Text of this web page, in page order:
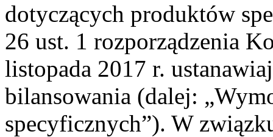
dotyczących produktów
26 ust. 1 rozporządzenia
listopada 2017 r.
bilansowania (dalej:
specyficznych”). W